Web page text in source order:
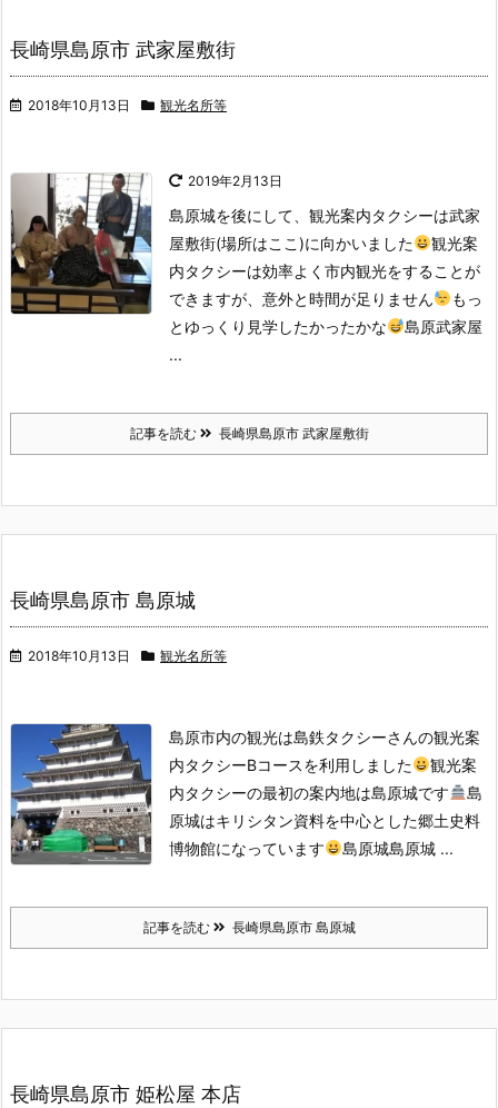
長崎県島原市 武家屋敷街
2018年10月13日 観光名所等
2019年2月13日
島原城を後にして、観光案内タクシーは武家
屋敷街(場所はここ)に向かいました
観光案
内タクシーは効率よく市内観光をすることが
できますが、意外と時間が足りません
もっ
とゆっくり見学したかったかな
島原武家屋
...
記事を読む 長崎県島原市 武家屋敷街
長崎県島原市 島原城
2018年10月13日 観光名所等
島原市内の観光は島鉄タクシーさんの観光案
内タクシーBコースを利用しました
観光案
内タクシーの最初の案内地は島原城です
島
原城はキリシタン資料を中心とした郷土史料
博物館になっています
島原城島原城 ...
記事を読む 長崎県島原市 島原城
長崎県島原市 姫松屋 本店